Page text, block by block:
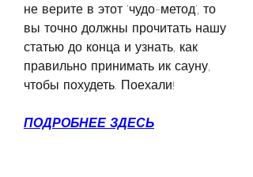
не верите в этот 'чудо-метод', то
вы точно должны прочитать нашу
статью до конца и узнать, как
правильно принимать ик сауну,
чтобы похудеть. Поехали!
ПОДРОБНЕЕ ЗДЕСЬ